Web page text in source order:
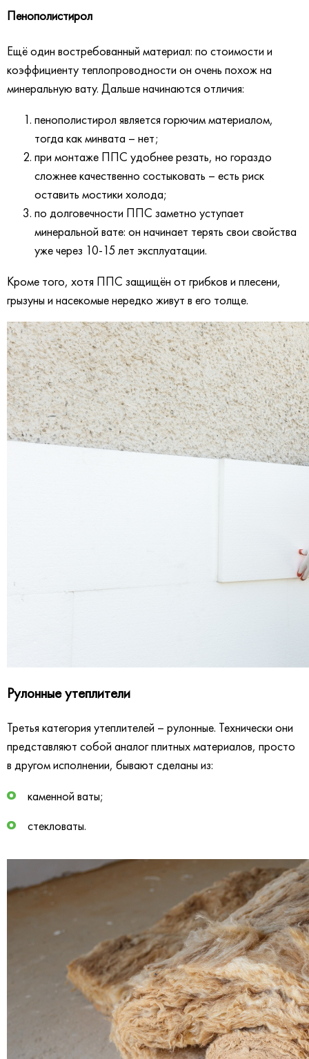
Пенополистирол
Ещё один востребованный материал: по стоимости и
коэффициенту теплопроводности он очень похож на
минеральную вату. Дальше начинаются отличия:
пенополистирол является горючим материалом,
тогда как минвата – нет;
при монтаже ППС удобнее резать, но гораздо
сложнее качественно состыковать – есть риск
оставить мостики холода;
по долговечности ППС заметно уступает
минеральной вате: он начинает терять свои свойства
уже через 10-15 лет эксплуатации.
Кроме того, хотя ППС защищён от грибков и плесени,
грызуны и насекомые нередко живут в его толще.
Рулонные утеплители
Третья категория утеплителей – рулонные. Технически они
представляют собой аналог плитных материалов, просто
в другом исполнении, бывают сделаны из:
каменной ваты;
стекловаты.